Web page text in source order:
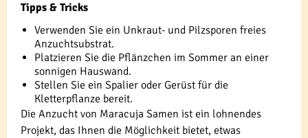
Tipps & Tricks
Verwenden Sie ein Unkraut- und Pilzsporen freies
Anzuchtsubstrat.
Platzieren Sie die Pflänzchen im Sommer an einer
sonnigen Hauswand.
Stellen Sie ein Spalier oder Gerüst für die
Kletterpflanze bereit.
Die Anzucht von Maracuja Samen ist ein lohnendes
Projekt, das Ihnen die Möglichkeit bietet, etwas